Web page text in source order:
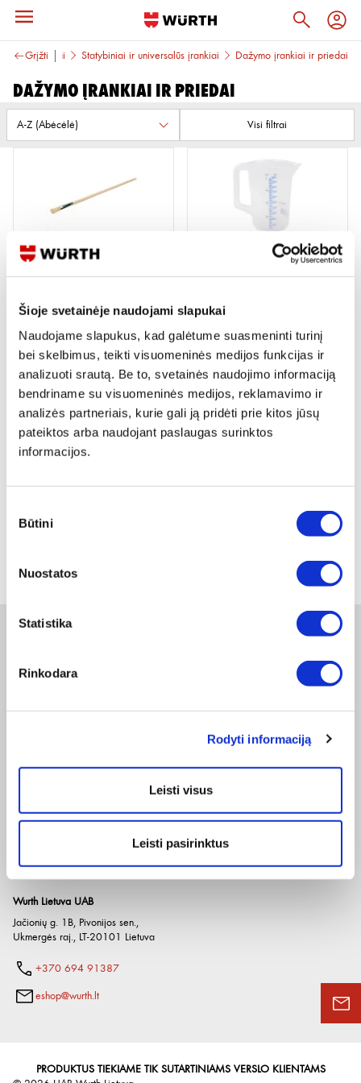
Šioje svetainėje naudojami slapukai
Naudojame slapukus, kad galėtume suasmeninti turinį
bei skelbimus, teikti visuomeninės medijos funkcijas ir
analizuoti srautą. Be to, svetainės naudojimo informaciją
bendriname su visuomeninės medijos, reklamavimo ir
analizės partneriais, kurie gali ją pridėti prie kitos jūsų
pateiktos arba naudojant paslaugas surinktos
informacijos.
pasirinkimas
Būtini
Nuostatos
Statistika
Rinkodara
Rodyti informaciją
Leisti visus
Leisti pasirinktus
Grįžti
įrankiai Statybiniai ir universalūs įrankiai Dažymo įrankiai ir priedai
Dažymo įrankiai ir priedai
Visi filtrai
TEPTUKAI, ŠEPETĖLIAI
Žiūrėti detaliau
Wurth Lietuva UAB
Jačionių g. 1B, Pivonijos sen.,
Ukmergės raj., LT-20101 Lietuva
+370 694 91387
eshop@wurth.lt
Apie mus
Karjera
Kontaktai
Pirkimo internetu sąlygos
Privatumo politika
Spėlionė
Naudinga
Prekių katalogai
Apie duomenų naudojimą, gavėjus ir saugumo politiką skaitykite čia.
PRODUKTUS TIEKIAME TIK SUTARTINIAMS VERSLO KLIENTAMS